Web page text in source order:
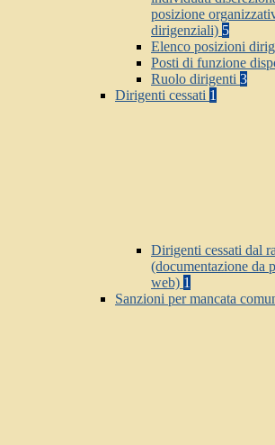
posizione
dirigenziali) 5
Elenco posizioni
Posti di funzione
Ruolo dirigenti 3
Dirigenti cessati 1
Dirigenti cessati dal
(documentazione da
web) 1
Sanzioni per mancata